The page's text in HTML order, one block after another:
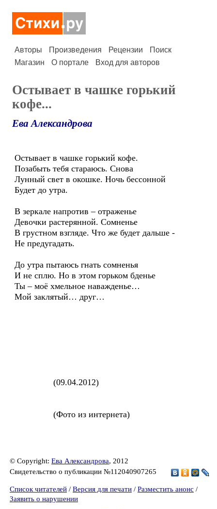
Авторы Произведения Рецензии
Поиск
Магазин
О портале Вход для авторов
Остывает в чашке горький
кофе...
Ева Александрова
Остывает в чашке горький кофе.
Позабыть тебя стараюсь. Снова
Лунный свет в окошке. Ночь бессонной
Будет до утра.
В зеркале напротив – отраженье
Девочки растерянной. Сомненье
В грустном взгляде. Что же будет дальше -
Не предугадать.
До утра пытаюсь гнать сомненья
И не сплю. Но в этом горьком бденье
Ты – моё хмельное наважденье…
Мой заклятый… друг…
(09.04.2012)
(Фото из интернета)
© Copyright: Ева Александрова, 2012
Свидетельство о публикации №112040907265
Список читателей / Версия для печати / Разместить анонс /
Заявить о нарушении